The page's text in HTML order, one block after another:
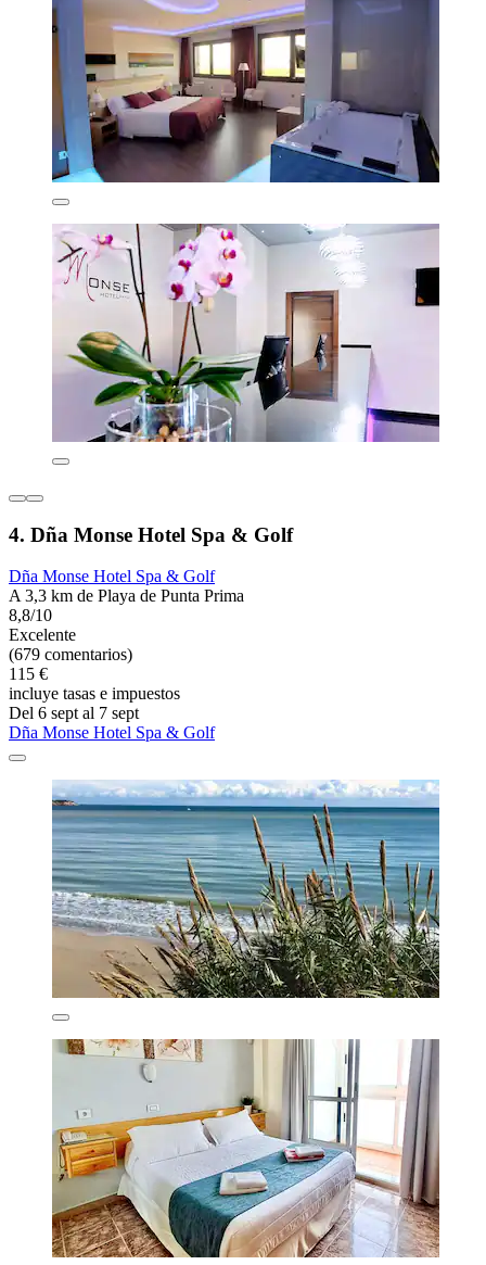
4. Dña Monse Hotel Spa & Golf
Dña Monse Hotel Spa & Golf
A 3,3 km de Playa de Punta Prima
8,8/10
Excelente
(679 comentarios)
115 €
incluye tasas e impuestos
Del 6 sept al 7 sept
Dña Monse Hotel Spa & Golf